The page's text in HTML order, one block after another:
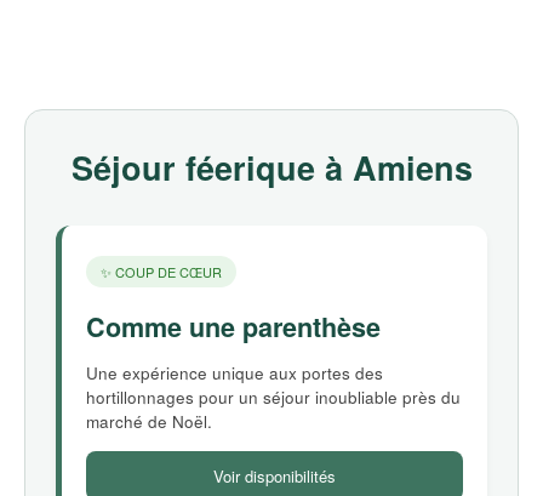
Séjour féerique à Amiens
✨ COUP DE CŒUR
Comme une parenthèse
Une expérience unique aux portes des
hortillonnages pour un séjour inoubliable près du
marché de Noël.
Voir disponibilités